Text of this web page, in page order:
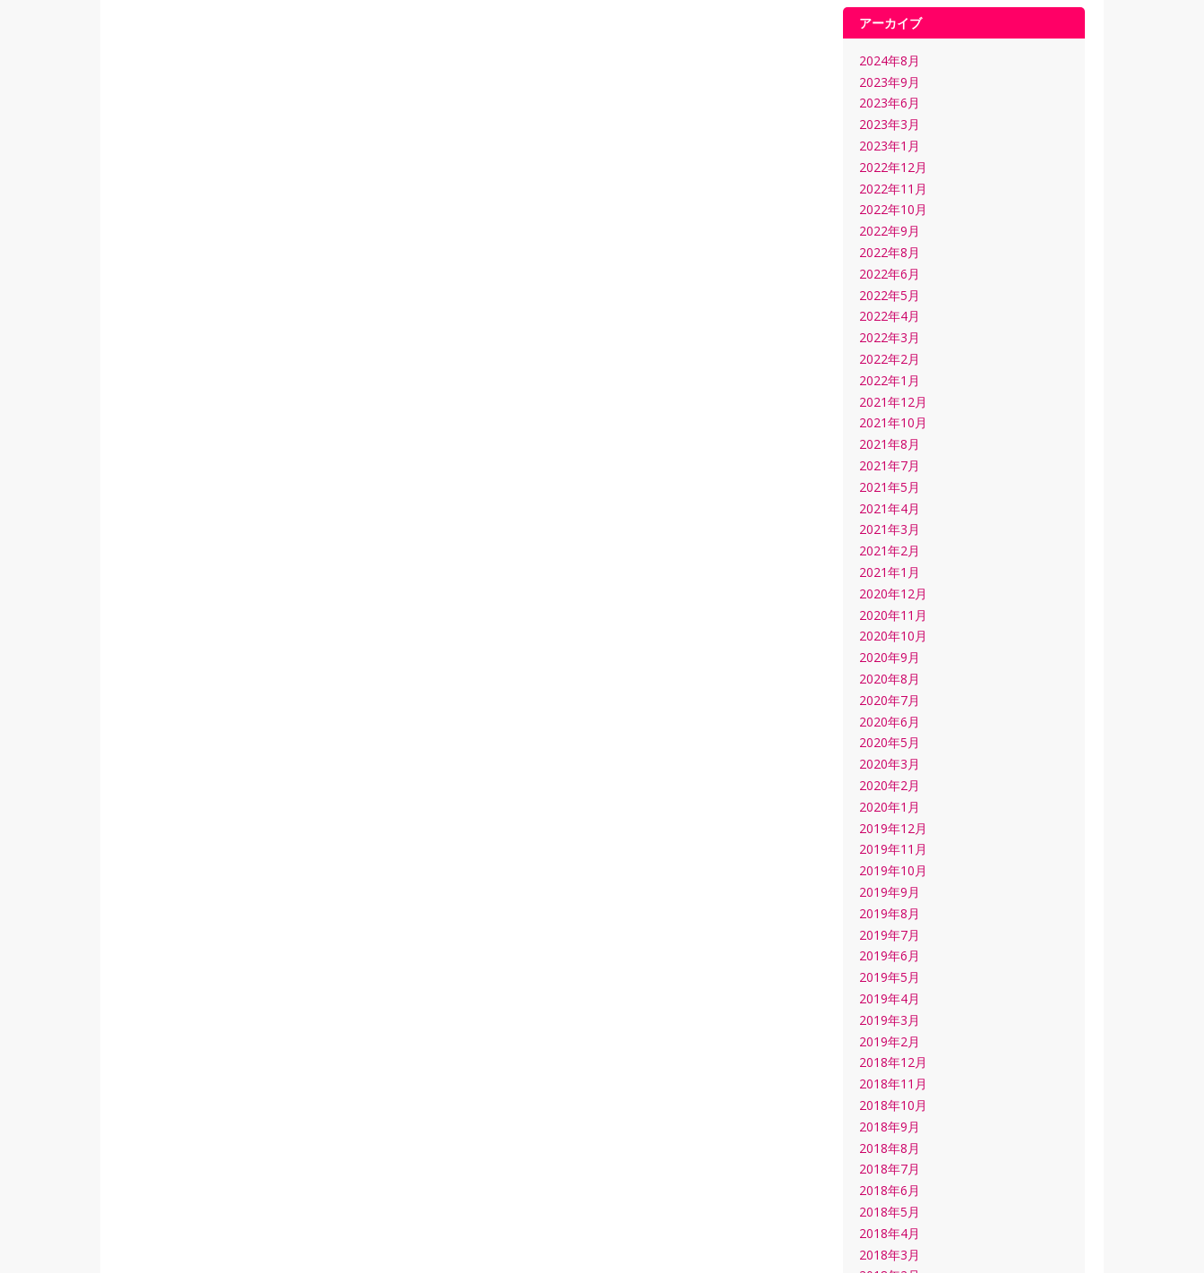
アーカイブ
2024年8月
2023年9月
2023年6月
2023年3月
2023年1月
2022年12月
2022年11月
2022年10月
2022年9月
2022年8月
2022年6月
2022年5月
2022年4月
2022年3月
2022年2月
2022年1月
2021年12月
2021年10月
2021年8月
2021年7月
2021年5月
2021年4月
2021年3月
2021年2月
2021年1月
2020年12月
2020年11月
2020年10月
2020年9月
2020年8月
2020年7月
2020年6月
2020年5月
2020年3月
2020年2月
2020年1月
2019年12月
2019年11月
2019年10月
2019年9月
2019年8月
2019年7月
2019年6月
2019年5月
2019年4月
2019年3月
2019年2月
2018年12月
2018年11月
2018年10月
2018年9月
2018年8月
2018年7月
2018年6月
2018年5月
2018年4月
2018年3月